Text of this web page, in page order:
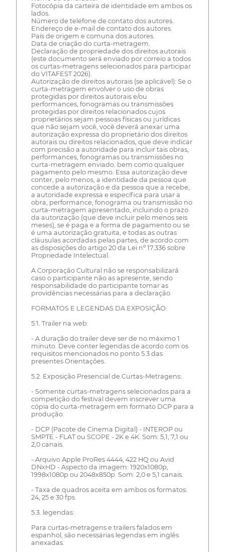
Fotocópia da carteira de identidade em ambos os
lados.
Número de telefone de contato dos autores.
Endereço de e-mail de contato dos autores.
País de origem e comuna dos autores.
Data de criação do curta-metragem.
Declaração de propriedade dos direitos autorais
(este documento será enviado por correio a todos
os curtas-metragens selecionados para participar
do VITAFEST 2026).
Autorização de direitos autorais (se aplicável): Se o
curta-metragem envolver o uso de obras
protegidas por direitos autorais e/ou
performances, fonogramas ou transmissões
protegidas por direitos relacionados cujos
proprietários sejam pessoas físicas ou jurídicas
que não sejam você, você deverá anexar uma
autorização expressa do proprietário dos direitos
autorais ou direitos relacionados, que deve indicar
com precisão a autoridade para incluir tais obras,
performances, fonogramas ou transmissões no
curta-metragem enviado. bem como qualquer
pagamento pelo mesmo. Essa autorização deve
conter, pelo menos, a identidade da pessoa que
concede a autorização e da pessoa que a recebe,
a autoridade expressa e específica para usar a
obra, performance, fonograma ou transmissão no
curta-metragem apresentado, incluindo o prazo
da autorização (que deve incluir pelo menos seis
meses), se é paga e a forma de pagamento ou se
é uma autorização gratuita, e todas as outras
cláusulas acordadas pelas partes, de acordo com
as disposições do artigo 20 da Lei nº 17.336 sobre
Propriedade Intelectual.
A Corporação Cultural não se responsabilizará
caso o participante não as apresente, sendo
responsabilidade do participante tomar as
providências necessárias para a declaração.
FORMATOS E LEGENDAS DA EXPOSIÇÃO:
5.1. Trailer na web:
- A duração do trailer deve ser de no máximo 1
minuto. Deve conter legendas de acordo com os
requisitos mencionados no ponto 5.3 das
presentes Orientações.
5.2. Exposição Presencial de Curtas-Metragens:
- Somente curtas-metragens selecionados para a
competição do festival devem inscrever uma
cópia do curta-metragem em formato DCP para a
produção.
- DCP (Pacote de Cinema Digital) - INTEROP ou
SMPTE - FLAT ou SCOPE - 2K e 4K. Som: 5,1, 7,1 ou
2,0 canais.
- Arquivo Apple ProRes 4444, 422 HQ ou Avid
DNxHD - Aspecto da imagem: 1920x1080p,
1998x1080p ou 2048x850p. Som: 2,0 e 5,1 canais.
- Taxa de quadros aceita em ambos os formatos:
24, 25 e 30 fps.
5.3. legendas:
Para curtas-metragens e trailers falados em
espanhol, são necessárias legendas em inglês
anexadas.